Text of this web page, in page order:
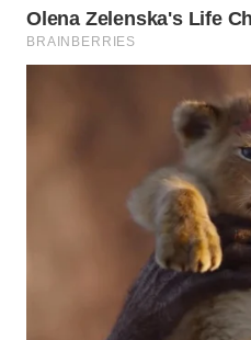
SIANTAR
NEWS